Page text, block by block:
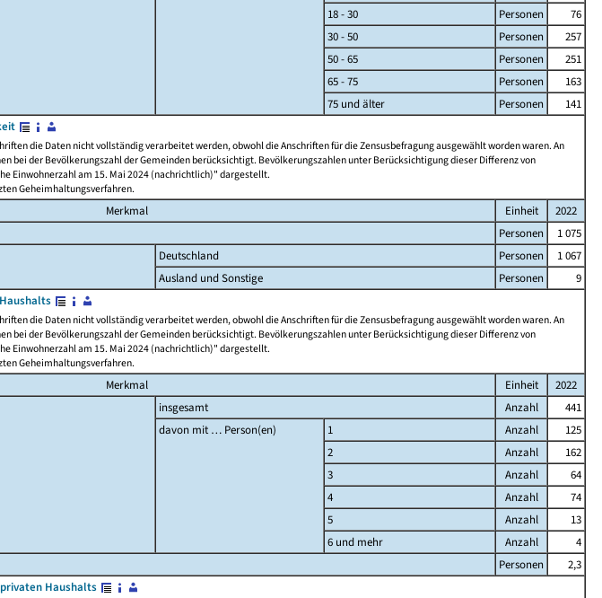
18 - 30
Personen
76
30 - 50
Personen
257
50 - 65
Personen
251
65 - 75
Personen
163
75 und älter
Personen
141
die Daten nicht vollständig verarbeitet werden, obwohl die Anschriften für die Zensusbefragung ausgewählt worden waren. An
bei der Bevölkerungszahl der Gemeinden berücksichtigt. Bevölkerungszahlen unter Berücksichtigung dieser Differenz von
Einwohnerzahl am 15. Mai 2024 (nachrichtlich)" dargestellt.
Geheimhaltungsverfahren.
Merkmal Einheit
2022
Personen
1 075
Deutschland Personen
1 067
Ausland und Sonstige
Personen
9
die Daten nicht vollständig verarbeitet werden, obwohl die Anschriften für die Zensusbefragung ausgewählt worden waren. An
bei der Bevölkerungszahl der Gemeinden berücksichtigt. Bevölkerungszahlen unter Berücksichtigung dieser Differenz von
Einwohnerzahl am 15. Mai 2024 (nachrichtlich)" dargestellt.
Geheimhaltungsverfahren.
Merkmal Einheit
2022
insgesamt Anzahl
441
davon mit … Person(en)
1 Anzahl
125
2
Anzahl
162
3
Anzahl
64
4
Anzahl
74
5
Anzahl
13
6 und mehr
Anzahl
4
Personen
2,3
Haushalts